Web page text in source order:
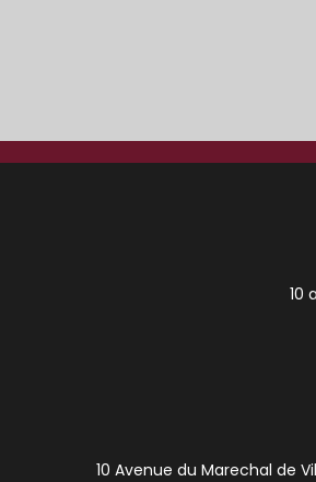
10
10 Avenue du Marechal de